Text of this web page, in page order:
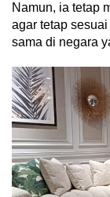
Namun, ia tetap
agar tetap
sama di negara